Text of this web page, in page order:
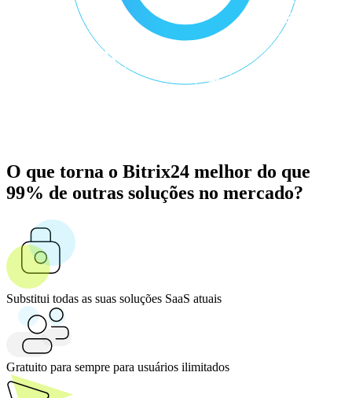
O que torna o Bitrix24 melhor do que
99% de outras soluções no mercado?
Substitui todas as suas soluções SaaS atuais
Gratuito para sempre para usuários ilimitados